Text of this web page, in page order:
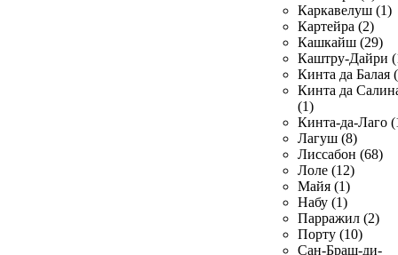
Каркавелуш (1)
Картейра (2)
Кашкайш (29)
Каштру-Дайри
Кинта да Балая
Кинта да
(1)
Кинта-да-Лаго
Лагуш (8)
Лиссабон (68)
Лоле (12)
Майя (1)
Набу (1)
Парражил (2)
Порту (10)
Сан-Браш-ди-